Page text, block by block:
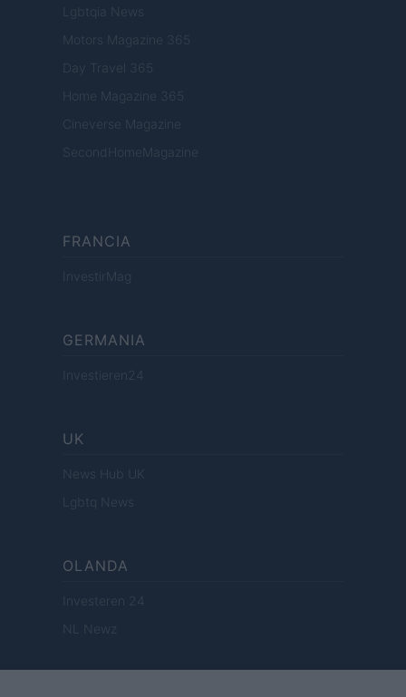
Lgbtqia News
Motors Magazine 365
Day Travel 365
Home Magazine 365
Cineverse Magazine
SecondHomeMagazine
FRANCIA
InvestirMag
GERMANIA
Investieren24
UK
News Hub UK
Lgbtq News
OLANDA
Investeren 24
NL Newz